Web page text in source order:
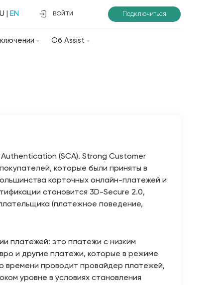
EN ВОЙТИ Подключиться
Об Assist
(SCA). Strong Customer
которые были приняты в
карточных онлайн-платежей и
становится 3D-Secure 2.0,
(платежное поведение,
платежей: это платежи с низким
и другие платежи, которые в режиме
времени проводит провайдер платежей,
уровне в условиях становления